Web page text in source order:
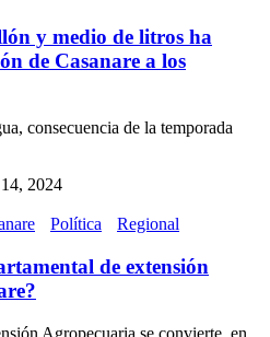
y medio de litros ha
de Casanare a los
consecuencia de la temporada
2024
Política Regional
de extensión
Agropecuaria se convierte, en